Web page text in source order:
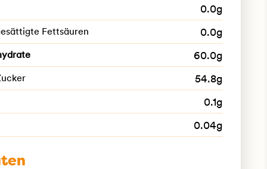
0.0g
Fettsäuren 0.0g
60.0g
54.8g
0.1g
0.04g